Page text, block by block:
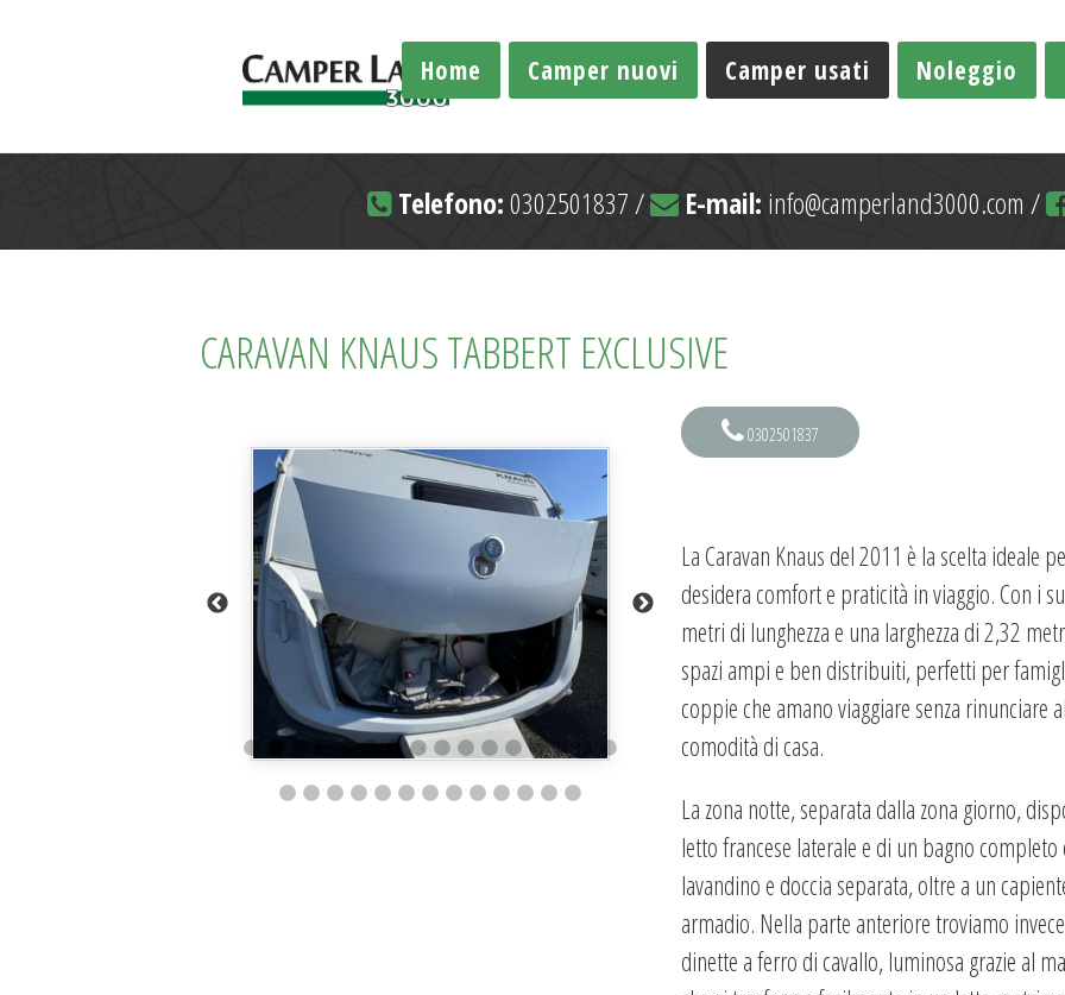
Home Camper nuovi Camper usati Noleggio
Telefono:0302501837 / E-mail: info@camperland3000.com /
CARAVAN KNAUS TABBERT EXCLUSIVE
0302501837
La Caravan Knaus del 2011 è la scelta ideale
desidera comfort e praticità in viaggio. Con i
metri di lunghezza e una larghezza di 2,32
spazi ampi e ben distribuiti, perfetti per
coppie che amano viaggiare senza rinunciare
comodità di casa.
La zona notte, separata dalla zona giorno,
letto francese laterale e di un bagno completo
lavandino e doccia separata, oltre a un
armadio. Nella parte anteriore troviamo
dinette a ferro di cavallo, luminosa grazie al